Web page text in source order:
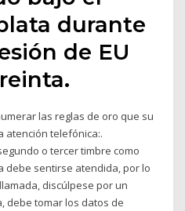
durante
de EU
las reglas de oro que su
atención telefónica:.
o tercer timbre como
debe sentirse atendida, por lo
discúlpese por un
debe tomar los datos de